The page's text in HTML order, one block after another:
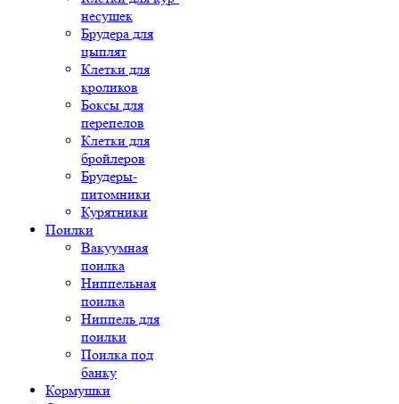
несушек
Брудера для
цыплят
Клетки для
кроликов
Боксы для
перепелов
Клетки для
бройлеров
Брудеры-
питомники
Курятники
Поилки
Вакуумная
поилка
Ниппельная
поилка
Ниппель для
поилки
Поилка под
банку
Кормушки